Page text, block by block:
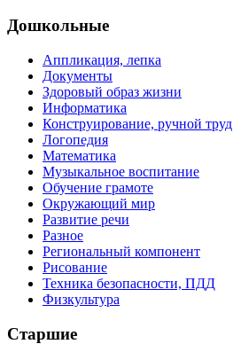
Дошкольные
Аппликация, лепка
Документы
Здоровый образ жизни
Информатика
Конструирование, ручной труд
Логопедия
Математика
Музыкальное воспитание
Обучение грамоте
Окружающий мир
Развитие речи
Разное
Региональный компонент
Рисование
Техника безопасности, ПДД
Физкультура
Старшие